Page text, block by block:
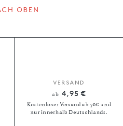
OBEN
VERSAND
ab 4,95 €
Kostenloser Versand ab 70€ und
nur innerhalb Deutschlands.